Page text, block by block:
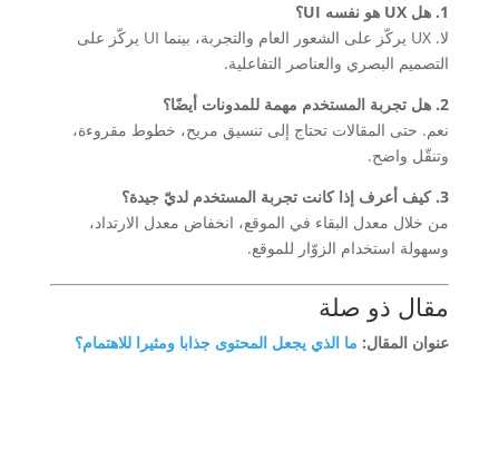
1. هل UX هو نفسه UI؟
لا. UX يركّز على الشعور العام والتجربة، بينما UI يركّز على
التصميم البصري والعناصر التفاعلية.
2. هل تجربة المستخدم مهمة للمدونات أيضًا؟
نعم. حتى المقالات تحتاج إلى تنسيق مريح، خطوط مقروءة،
وتنقّل واضح.
3. كيف أعرف إذا كانت تجربة المستخدم لديّ جيدة؟
من خلال معدل البقاء في الموقع، انخفاض معدل الارتداد،
وسهولة استخدام الزوّار للموقع.
مقال ذو صلة
عنوان المقال: ما الذي يجعل المحتوى جذابا ومثيرا للاهتمام؟